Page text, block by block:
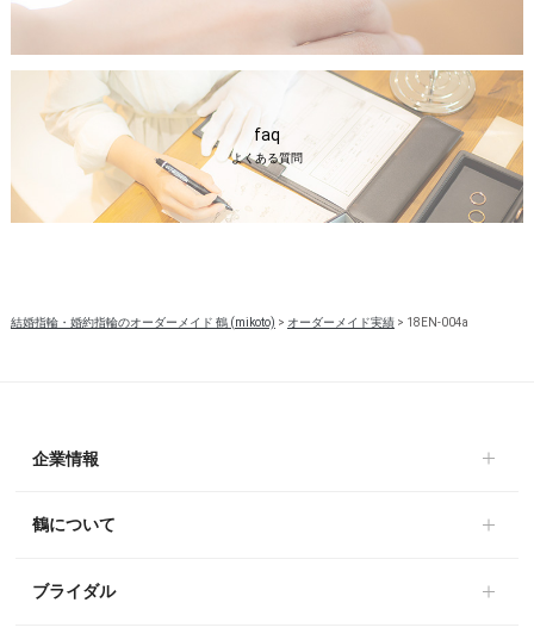
faq
よくある質問
結婚指輪・婚約指輪のオーダーメイド 鶴 (mikoto) > オーダーメイド実績> 18EN-004a
企業情報
鶴について
ブライダル